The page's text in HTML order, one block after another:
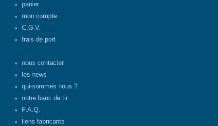
panier
mon compte
C.G.V.
frais de port
nous contacter
les news
qui-sommes nous ?
notre banc de tir
F.A.Q.
liens fabricants